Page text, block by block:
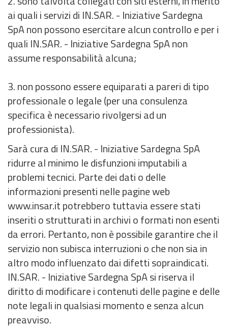
ai quali i servizi di IN.SAR. - Iniziative Sardegna
SpA non possono esercitare alcun controllo e per i
quali IN.SAR. - Iniziative Sardegna SpA non
assume responsabilità alcuna;
3. non possono essere equiparati a pareri di tipo
professionale o legale (per una consulenza
specifica è necessario rivolgersi ad un
professionista).
Sarà cura di IN.SAR. - Iniziative Sardegna SpA
ridurre al minimo le disfunzioni imputabili a
problemi tecnici. Parte dei dati o delle
informazioni presenti nelle pagine web
www.insar.it potrebbero tuttavia essere stati
inseriti o strutturati in archivi o formati non esenti
da errori. Pertanto, non è possibile garantire che il
servizio non subisca interruzioni o che non sia in
altro modo influenzato dai difetti sopraindicati.
IN.SAR. - Iniziative Sardegna SpA si riserva il
diritto di modificare i contenuti delle pagine e delle
note legali in qualsiasi momento e senza alcun
preavviso.